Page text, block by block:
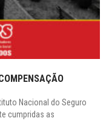
Nacional do Seguro
cumpridas as